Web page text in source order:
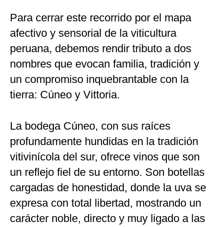
Para cerrar este recorrido por el mapa
afectivo y sensorial de la viticultura
peruana, debemos rendir tributo a dos
nombres que evocan familia, tradición y
un compromiso inquebrantable con la
tierra: Cúneo y Vittoria.
La bodega Cúneo, con sus raíces
profundamente hundidas en la tradición
vitivinícola del sur, ofrece vinos que son
un reflejo fiel de su entorno. Son botellas
cargadas de honestidad, donde la uva se
expresa con total libertad, mostrando un
carácter noble, directo y muy ligado a las